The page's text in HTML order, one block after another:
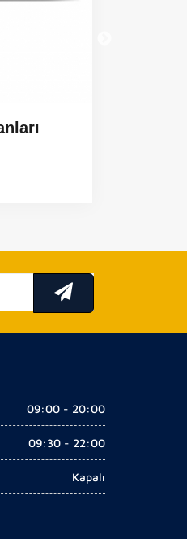
09:00 - 20:00
09:30 - 22:00
Kapalı